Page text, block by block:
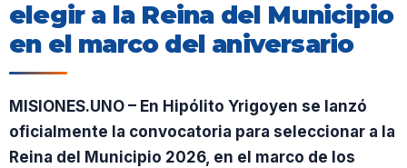
elegir a la Reina del Municipio
en el marco del aniversario
MISIONES.UNO – En Hipólito Yrigoyen se lanzó
oficialmente la convocatoria para seleccionar a la
Reina del Municipio 2026, en el marco de los